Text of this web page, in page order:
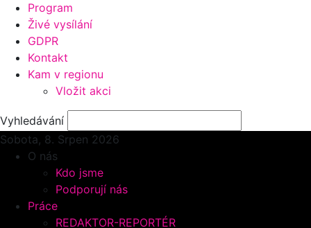
Program
Živé vysílání
GDPR
Kontakt
Kam v regionu
Vložit akci
Vyhledávání
Sobota, 8. Srpen 2026
O nás
Kdo jsme
Podporují nás
Práce
REDAKTOR-REPORTÉR